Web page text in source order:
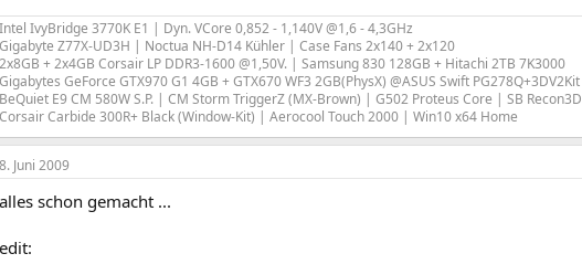
Intel IvyBridge 3770K E1 | Dyn. VCore 0,852 - 1,140V @1,6 - 4,3GHz
Gigabyte Z77X-UD3H | Noctua NH-D14 Kühler | Case Fans 2x140 + 2x120
2x8GB + 2x4GB Corsair LP DDR3-1600 @1,50V. | Samsung 830 128GB + Hitachi 2TB 7K3000
Gigabytes GeForce GTX970 G1 4GB + GTX670 WF3 2GB(PhysX) @ASUS Swift PG278Q+3DV2Kit
BeQuiet E9 CM 580W S.P. | CM Storm TriggerZ (MX-Brown) | G502 Proteus Core | SB Recon3D
Corsair Carbide 300R+ Black (Window-Kit) | Aerocool Touch 2000 | Win10 x64 Home
8. Juni 2009
alles schon gemacht ...
edit: